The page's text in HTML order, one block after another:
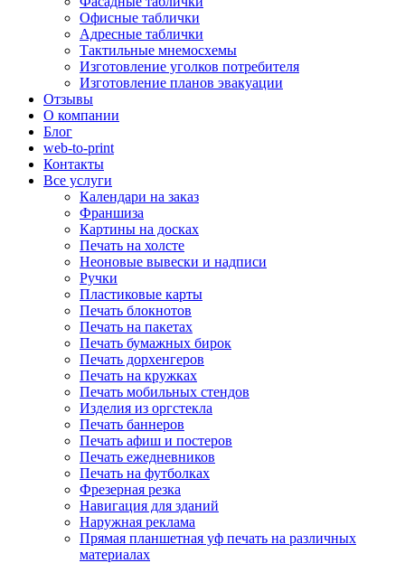
Офисные таблички
Адресные таблички
Тактильные мнемосхемы
Изготовление уголков потребителя
Изготовление планов эвакуации
Отзывы
О компании
Блог
web-to-print
Контакты
Все услуги
Календари на заказ
Франшиза
Картины на досках
Печать на холсте
Неоновые вывески и надписи
Ручки
Пластиковые карты
Печать блокнотов
Печать на пакетах
Печать бумажных бирок
Печать дорхенгеров
Печать на кружках
Печать мобильных стендов
Изделия из оргстекла
Печать баннеров
Печать афиш и постеров
Печать ежедневников
Печать на футболках
Фрезерная резка
Навигация для зданий
Наружная реклама
Прямая планшетная уф печать на различных
материалах